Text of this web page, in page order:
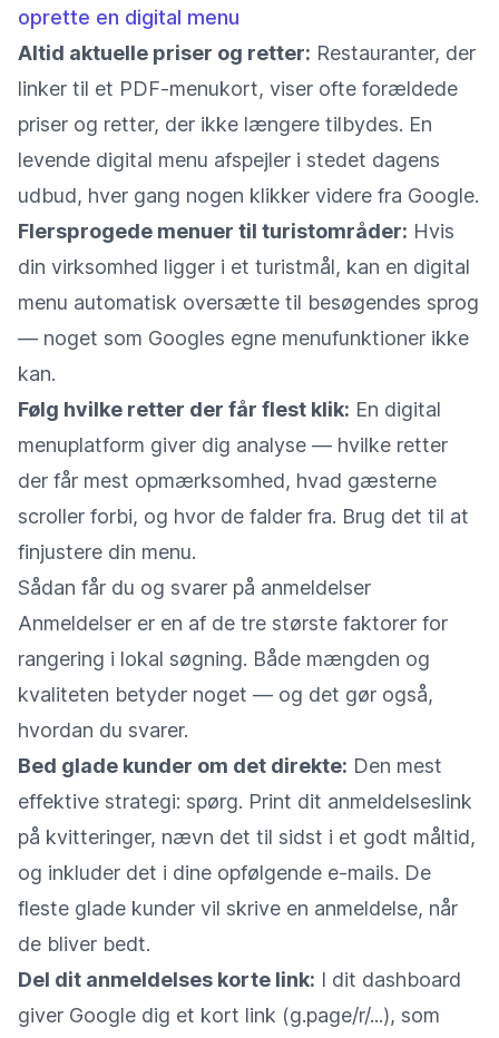
oprette en digital menu
Altid aktuelle priser og retter: Restauranter, der
linker til et PDF-menukort, viser ofte forældede
priser og retter, der ikke længere tilbydes. En
levende digital menu afspejler i stedet dagens
udbud, hver gang nogen klikker videre fra Google.
Flersprogede menuer til turistområder: Hvis
din virksomhed ligger i et turistmål, kan en digital
menu automatisk oversætte til besøgendes sprog
— noget som Googles egne menufunktioner ikke
kan.
Følg hvilke retter der får flest klik: En digital
menuplatform giver dig analyse — hvilke retter
der får mest opmærksomhed, hvad gæsterne
scroller forbi, og hvor de falder fra. Brug det til at
finjustere din menu.
Sådan får du og svarer på anmeldelser
Anmeldelser er en af de tre største faktorer for
rangering i lokal søgning. Både mængden og
kvaliteten betyder noget — og det gør også,
hvordan du svarer.
Bed glade kunder om det direkte: Den mest
effektive strategi: spørg. Print dit anmeldelseslink
på kvitteringer, nævn det til sidst i et godt måltid,
og inkluder det i dine opfølgende e-mails. De
fleste glade kunder vil skrive en anmeldelse, når
de bliver bedt.
Del dit anmeldelses korte link: I dit dashboard
giver Google dig et kort link (g.page/r/...), som